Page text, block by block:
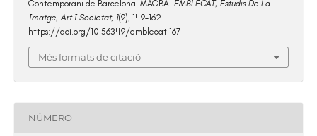
Contemporani de Barcelona: MACBA. EMBLECAT, Estudis De La
Imatge, Art I Societat, 1(9), 149–162.
https://doi.org/10.56349/emblecat.167
Més formats de citació
NÚMERO